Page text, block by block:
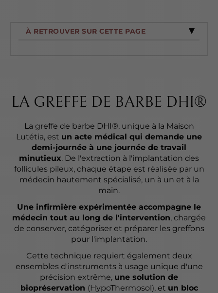
À RETROUVER SUR CETTE PAGE
LA GREFFE DE BARBE DHI®
La greffe de barbe DHI®, unique à la Maison
Lutétia, est un acte médical qui demande une
demi-journée à une journée de travail
minutieux. De l'extraction à l'implantation des
follicules pileux, chaque étape est réalisée par un
médecin hautement spécialisé, un à un et à la
main.
Une infirmière expérimentée accompagne le
médecin tout au long de l'intervention, chargée
de conserver, catégoriser et préparer les greffons
pour l'implantation.
Cette technique requiert également deux
ensembles d'instruments à usage unique d'une
précision extrême, une solution de
biopréservation (HypoThermosol), et un bloc